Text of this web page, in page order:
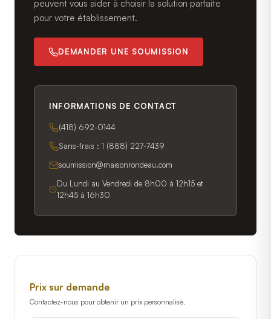
peuvent vous aider à choisir la solution parfaite
pour votre établissement.
DEMANDER UNE SOUMISSION
INFORMATIONS DE CONTACT
(418) 692-0144
Sans-frais : 1 (888) 227-7439
soumission@maisonrondeau.com
Du Lundi au Vendredi de 8h00 à 12h15 et
12h45 à 16h30
Prix sur demande
Contactez-nous pour obtenir un prix personnalisé.